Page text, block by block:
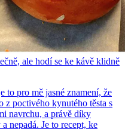
ale hodí se ke kávě klidně
to pro mě jasné znamení, že
z poctivého kynutého těsta s
navrchu, a právě díky
nepadá. Je to recept, ke